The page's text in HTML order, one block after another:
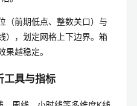
（前期低点、整数关口）与
），划定网格上下边界。箱
越稳定。
工具与指标